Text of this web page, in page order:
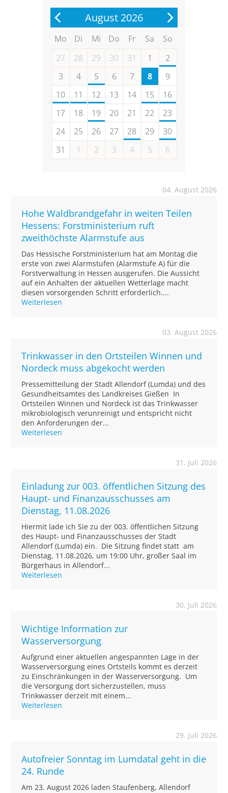
August 2026
Mo Di Mi Do Fr Sa
So
27
28 29 30 31 1
2
3
4 5 6 7 8
9
10
11 12 13 14 15
16
17
18 19 20 21 22
23
24
25 26 27 28 29
30
31
1 2 3 4 5 6
04. August 2026
Hohe Waldbrandgefahr in weiten Teilen
Hessens: Forstministerium ruft
zweithöchste Alarmstufe aus
Das Hessische Forstministerium hat am Montag die
erste von zwei Alarmstufen (Alarmstufe A) für die
Forstverwaltung in Hessen ausgerufen. Die Aussicht
auf ein Anhalten der aktuellen Wetterlage macht
diesen vorsorgenden Schritt erforderlich....
Weiterlesen
03. August 2026
Trinkwasser in den Ortsteilen Winnen und
Nordeck muss abgekocht werden
Pressemitteilung der Stadt Allendorf (Lumda) und des
Gesundheitsamtes des Landkreises Gießen In
Ortsteilen Winnen und Nordeck ist das Trinkwasser
mikrobiologisch verunreinigt und entspricht nicht
den Anforderungen der...
Weiterlesen
31. Juli 2026
Einladung zur 003. öffentlichen Sitzung des
Haupt- und Finanzausschusses am
Dienstag, 11.08.2026
Hiermit lade ich Sie zu der 003. öffentlichen Sitzung
des Haupt- und Finanzausschusses der Stadt
Allendorf (Lumda) ein. Die Sitzung findet statt am
Dienstag, 11.08.2026, um 19:00 Uhr, großer Saal im
Bürgerhaus in Allendorf...
Weiterlesen
30. Juli 2026
Wichtige Information zur
Wasserversorgung
Aufgrund einer aktuellen angespannten Lage in der
Wasserversorgung eines Ortsteils kommt es derzeit
zu Einschränkungen in der Wasserversorgung. Um
die Versorgung dort sicherzustellen, muss
Trinkwasser derzeit mit einem...
Weiterlesen
29. Juli 2026
Autofreier Sonntag im Lumdatal geht in die
24. Runde
Am 23. August 2026 laden Staufenberg, Allendorf